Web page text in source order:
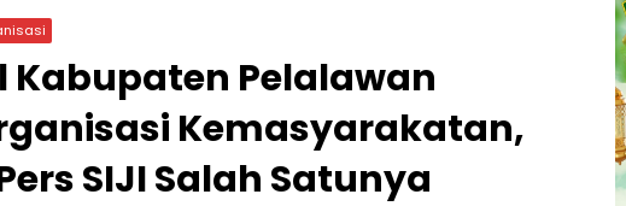
Kabupaten Pelalawan
Kemasyarakatan,
SIJI Salah Satunya